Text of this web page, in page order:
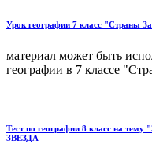
Урок географии 7 класс "Страны
материал может быть
географии в 7 классе
Тест по географии 8 класс на
ЗВЕЗДА